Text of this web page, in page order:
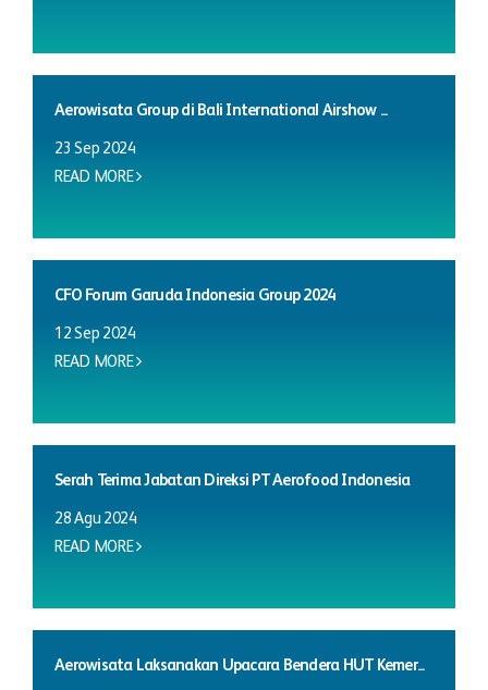
Aerowisata Group di Bali International Airshow ...
23 Sep 2024
READ MORE
CFO Forum Garuda Indonesia Group 2024
12 Sep 2024
READ MORE
Serah Terima Jabatan Direksi PT Aerofood Indonesia
28 Agu 2024
READ MORE
Aerowisata Laksanakan Upacara Bendera HUT Kemer...